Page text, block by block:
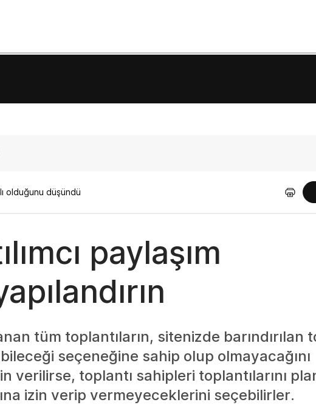
olduğunu düşündü
paylaşım
tüm toplantıların, sitenizde barındırılan
seçeneğine sahip olup olmayacağını
verilirse, toplantı sahipleri toplantılarını
izin verip vermeyeceklerini seçebilirler.